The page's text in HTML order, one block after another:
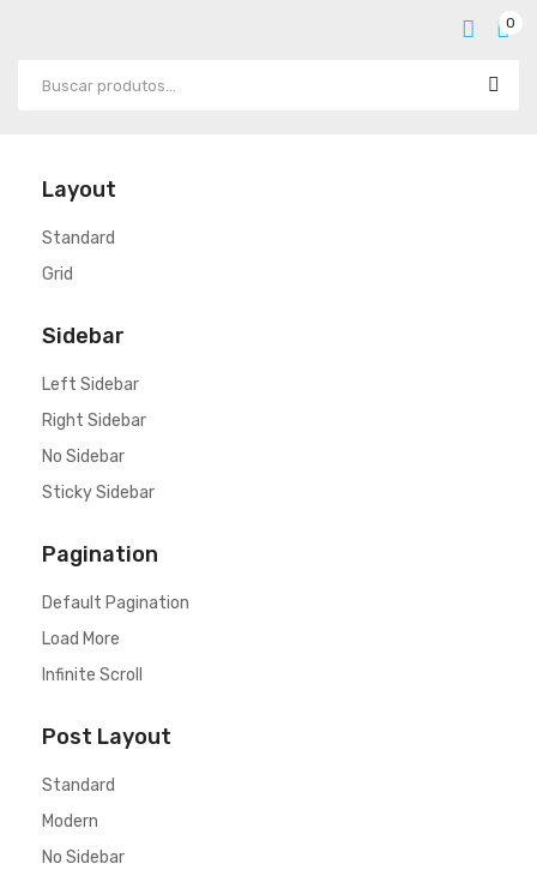
0
Layout
Standard
Grid
Sidebar
Left Sidebar
Right Sidebar
No Sidebar
Sticky Sidebar
Pagination
Default Pagination
Load More
Infinite Scroll
Post Layout
Standard
Modern
No Sidebar